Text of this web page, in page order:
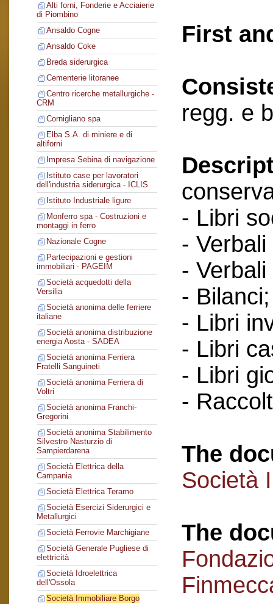
Alti forni, Fonderie e Acciaierie
di Piombino
Ansaldo Cogne
Ansaldo Coke
Breda siderurgica
Cementerie litoranee
Centro ricerche metallurgiche -
CRM
Cornigliano spa
Elba S.A. di miniere e di
altiforni
Impresa Sebina di navigazione
Istituto case per lavoratori
dell'industria siderurgica - ICLIS
Istituto Industriale ligure
Monferro spa - Costruzioni e
montaggi in ferro
Nazionale Cogne
Partecipazioni e gestioni
immobiliari - PAGEIM
Società acquedotti della
Versilia
Società anonima delle ferriere
italiane
Società anonima distribuzione
energia Aosta - SADEA
Società anonima Ferriera
Fratelli Sanguineti
Società anonima Ferriera di
Voltri
Società anonima Franchi-
Gregorini
Società anonima Stabilimento
Silvestro Nasturzio di
Sampierdarena
Società Elettrica della
Campania
Società Elettrica Teramo
Società Esercizi Siderurgici e
Metallurgici
Società Ferrovie Marchigiane
Società Generale Pugliese di
elettricità
Società Idroelettrica
dell'Ossola
Società Immobiliare Borgo
First
regg. e
- Libri
-
-
- Bilanci;
- Libri
- Libri
- Libri
-
The
Società
The